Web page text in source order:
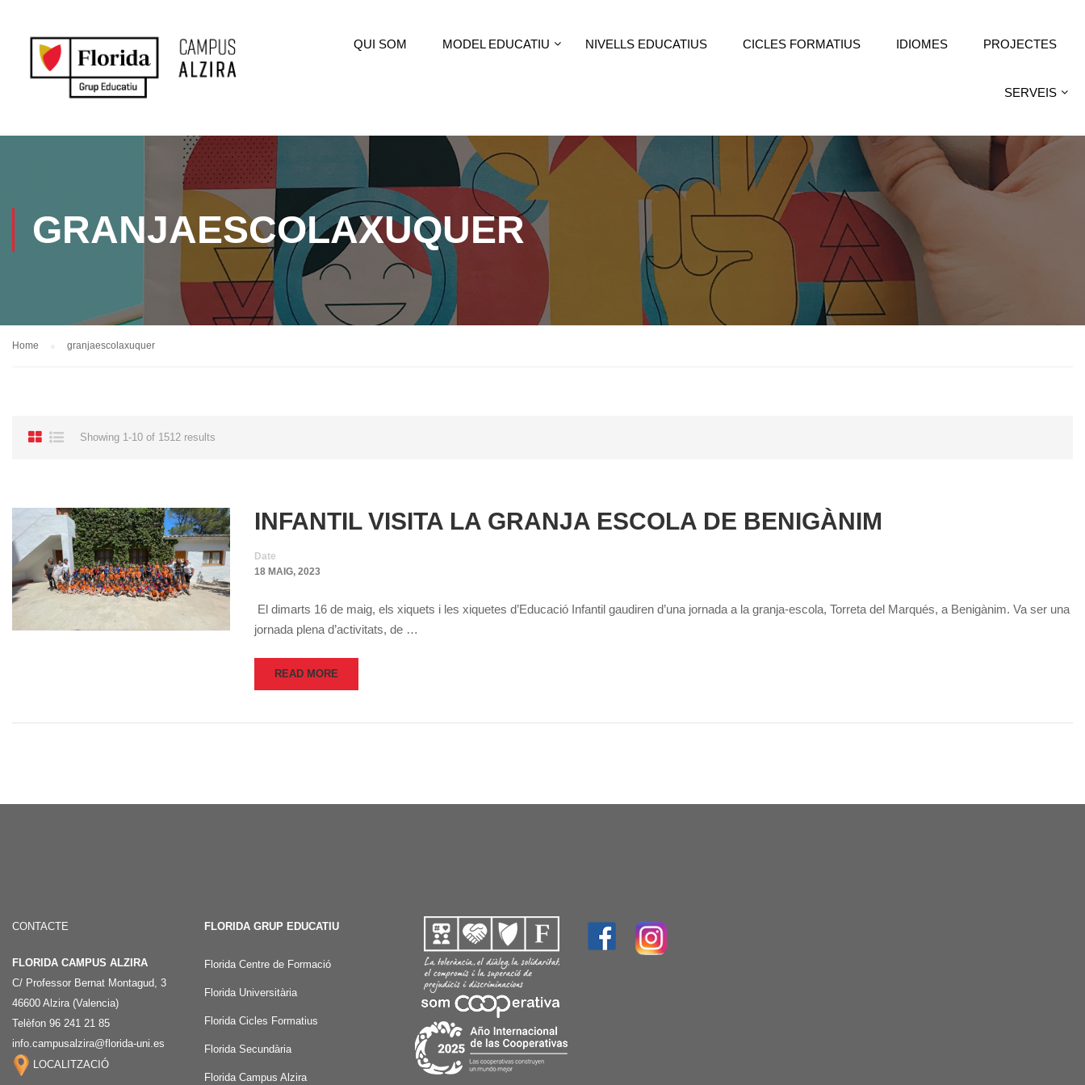
QUI SOM MODEL EDUCATIU NIVELLS EDUCATIUS CICLES FORMATIUS IDIOMES PROJECTES
SERVEIS
GRANJAESCOLAXUQUER
Home granjaescolaxuquer
Showing 1-10 of 1512 results
INFANTIL VISITA LA GRANJA ESCOLA DE BENIGÀNIM
Date
18 MAIG, 2023
El dimarts 16 de maig, els xiquets i les xiquetes d’Educació Infantil gaudiren d’una jornada a la granja-escola, Torreta del Marqués, a Benigànim. Va ser una
jornada plena d’activitats, de …
READ MORE
CONTACTE
FLORIDA CAMPUS ALZIRA
C/ Professor Bernat Montagud, 3
46600 Alzira (Valencia)
Telèfon 96 241 21 85
info.campusalzira@florida-uni.es
LOCALITZACIÓ
FLORIDA GRUP EDUCATIU
Florida Centre de Formació
Florida Universitària
Florida Cicles Formatius
Florida Secundària
Florida Campus Alzira